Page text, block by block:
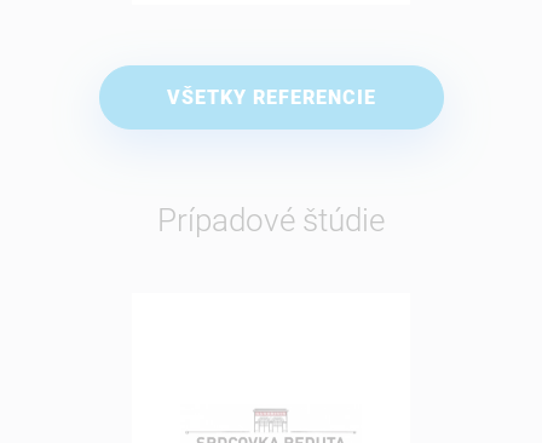
VŠETKY REFERENCIE
Prípadové štúdie